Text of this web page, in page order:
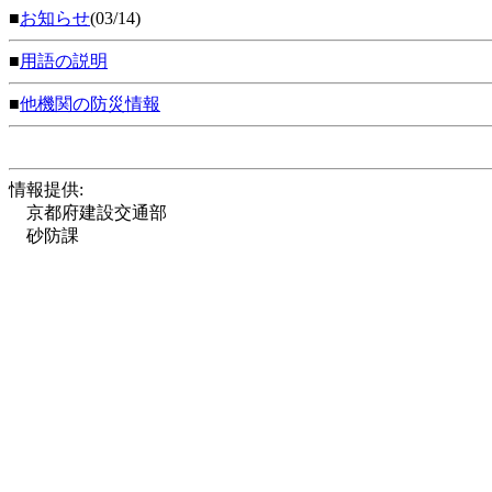
■お知らせ(03/14)
■用語の説明
■他機関の防災情報
情報提供:
京都府建設交通部
砂防課